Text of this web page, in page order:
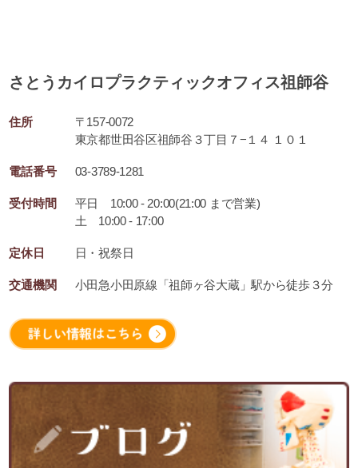
さとうカイロプラクティックオフィス祖師谷
住所
〒157-0072
東京都世田谷区祖師谷３丁目７−１４ １０１
電話番号 03-3789-1281
受付時間
平日 10:00 - 20:00(21:00 まで営業)
土 10:00 - 17:00
定休日 日・祝祭日
交通機関 小田急小田原線「祖師ヶ谷大蔵」駅から徒歩３分